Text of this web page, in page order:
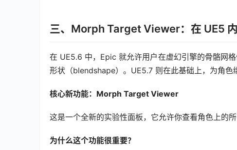
三、Morph Target Viewer：在 UE5
在 UE5.6 中，Epic 就允许用户在虚幻引擎的骨骼网
形状（blendshape）。UE5.7 则在此基础上，为角色
核心新功能：Morph Target Viewer
这是一个全新的实验性面板，它允许你查看角色上的
为什么这个功能很重要？